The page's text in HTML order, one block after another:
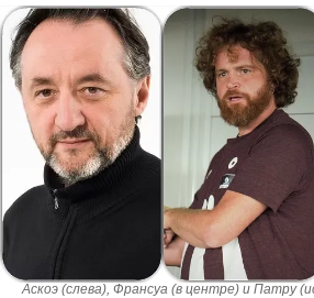
Аскоэ (слева), Франсуа (в центре) и Патру